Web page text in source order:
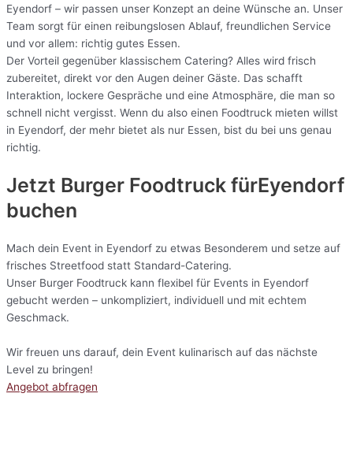
Eyendorf – wir passen unser Konzept an deine Wünsche an. Unser
Team sorgt für einen reibungslosen Ablauf, freundlichen Service
und vor allem: richtig gutes Essen.
Der Vorteil gegenüber klassischem Catering? Alles wird frisch
zubereitet, direkt vor den Augen deiner Gäste. Das schafft
Interaktion, lockere Gespräche und eine Atmosphäre, die man so
schnell nicht vergisst. Wenn du also einen Foodtruck mieten willst
in Eyendorf, der mehr bietet als nur Essen, bist du bei uns genau
richtig.
Jetzt Burger Foodtruck fürEyendorf
buchen
Mach dein Event in Eyendorf zu etwas Besonderem und setze auf
frisches Streetfood statt Standard-Catering.
Unser Burger Foodtruck kann flexibel für Events in Eyendorf
gebucht werden – unkompliziert, individuell und mit echtem
Geschmack.
Wir freuen uns darauf, dein Event kulinarisch auf das nächste
Level zu bringen!
Angebot abfragen